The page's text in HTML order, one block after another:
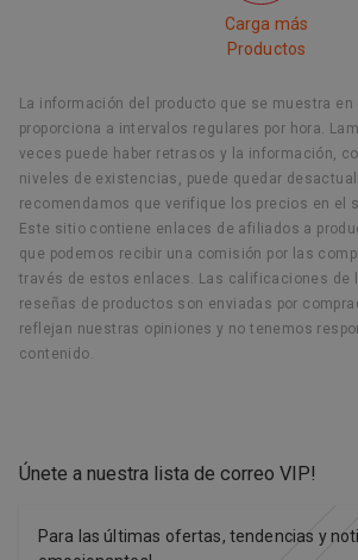
Carga más
Productos
La información del producto que se muestra
proporciona a intervalos regulares por hora.
veces puede haber retrasos y la información,
niveles de existencias, puede quedar
recomendamos que verifique los precios en el
Este sitio contiene enlaces de afiliados a
que podemos recibir una comisión por las
través de estos enlaces. Las calificaciones de
reseñas de productos son enviadas por
reflejan nuestras opiniones y no tenemos
contenido.
Únete a nuestra lista de correo VIP!
Para las últimas ofertas, tendencias y